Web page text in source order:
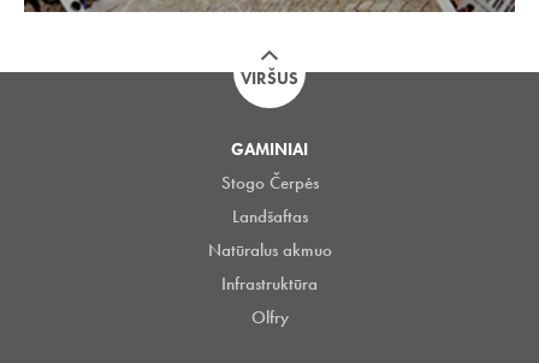
VIRŠUS
GAMINIAI
Stogo Čerpės
Landšaftas
Natūralus akmuo
Infrastruktūra
Olfry